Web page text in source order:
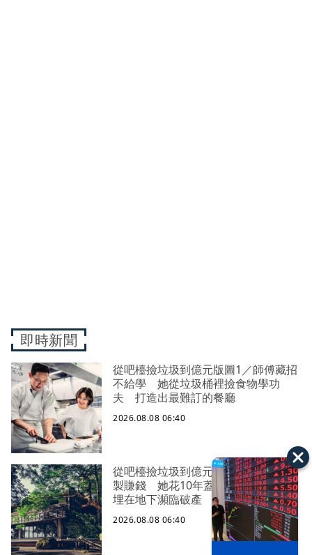
即時新聞
從吧檯撿垃圾到億元版圖1／師傅藏招
不給學 她從垃圾桶裡撿食物學功
夫 打造出最難訂的餐廳
2026.08.08 06:40
從吧檯撿垃圾到億元版圖2／不想靠複
製賺錢 她花10年蓋一間餐廳 5千萬
埋在地下瀕臨破產
2026.08.08 06:40